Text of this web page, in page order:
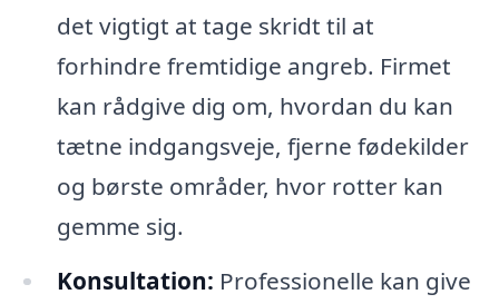
det vigtigt at tage skridt til at
forhindre fremtidige angreb. Firmet
kan rådgive dig om, hvordan du kan
tætne indgangsveje, fjerne fødekilder
og børste områder, hvor rotter kan
gemme sig.
Konsultation: Professionelle kan give